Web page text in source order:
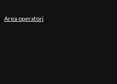
Area operatori